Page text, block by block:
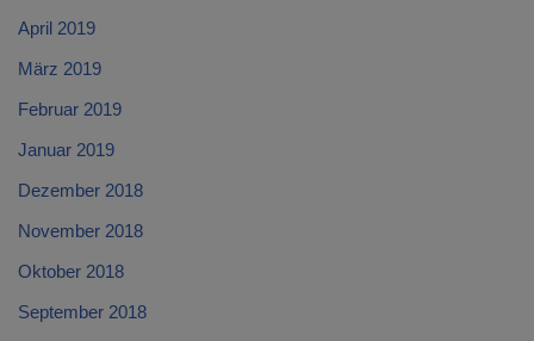
April 2019
März 2019
Februar 2019
Januar 2019
Dezember 2018
November 2018
Oktober 2018
September 2018